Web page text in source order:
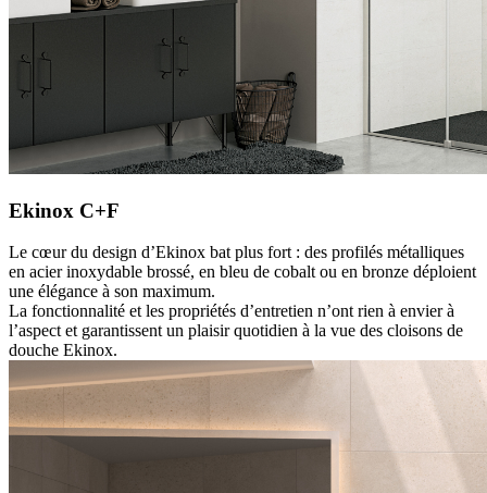
Ekinox C+F
Le cœur du design d’Ekinox bat plus fort : des profilés métalliques
en acier inoxydable brossé, en bleu de cobalt ou en bronze déploient
une élégance à son maximum.
La fonctionnalité et les propriétés d’entretien n’ont rien à envier à
l’aspect et garantissent un plaisir quotidien à la vue des cloisons de
douche Ekinox.